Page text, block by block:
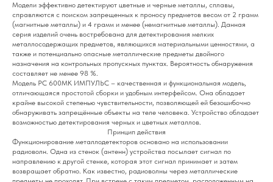
Модели эффективно детектируют цветные и черные металлы, сплавы,
справляются с поиском запрещенных к проносу предметов весом от 2 грамм
(магнитные металлы) и 4 грамм и менее (немагнитные металлы). Данная
серия изделий очень востребована для детектирования мелких
металлосодержащих предметов, являющихся материальными ценностями, а
также и потенциально опасные металлические предметы двойного
назначения на контрольных пропускных пунктах. Вероятность обнаружения
составляет не менее 98 %.
Модель РС 600МК ИМПУЛЬС – качественная и функциональная модель,
отличающаяся простотой сборки и удобным интерфейсом. Она обладает
крайне высокой степенью чувствительности, позволяющей ей безошибочно
обнаруживать запрещённые объекты на теле человека. Устройство обладает
возможностью детектирования черных и цветных металлов.
Принцип действия
Функционирование металлодетекторов основано на использовании
радиоволн. Одна из стенок (антенн) устройства посылает сигнал по
направлению к другой стенке, которая этот сигнал принимает и затем
возвращает обратно. Как известно, радиоволны через металлические